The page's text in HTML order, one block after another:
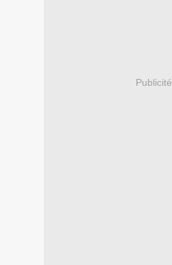
Publicité